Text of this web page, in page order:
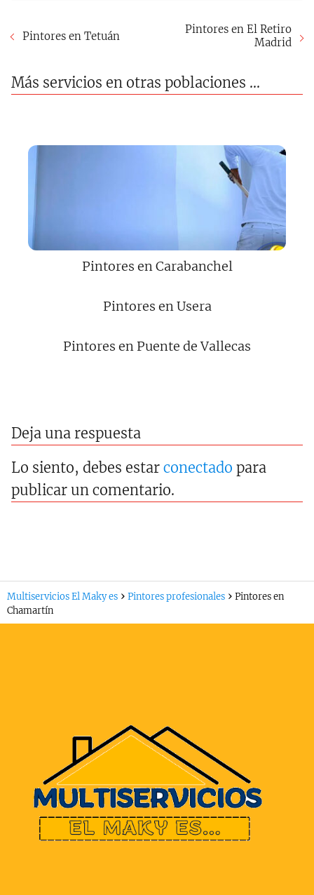
Pintores en Tetuán
Pintores en El Retiro
Madrid
Más servicios en otras poblaciones ...
Pintores en Carabanchel
Pintores en Usera
Pintores en Puente de Vallecas
Deja una respuesta
Lo siento, debes estar conectado para
publicar un comentario.
Multiservicios El Maky es Pintores profesionales
Pintores en
Chamartín